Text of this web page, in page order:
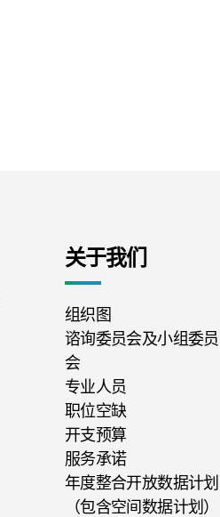
关于我们
组织图
谘询委员会及小组委员
会
专业人员
职位空缺
开支预算
服务承诺
年度整合开放数据计划
（包含空间数据计划）